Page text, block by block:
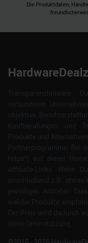
Die Produktdaten,
HardwareDealz